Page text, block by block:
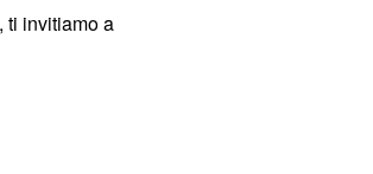
ti invitiamo a